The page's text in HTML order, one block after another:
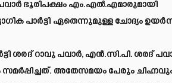
ഭൂരിപക്ഷം എം.എല്‍.എമാരുമായി
പാർട്ടി ഏതെന്നുമുള്ള ചോദ്യം
ശരദ് റാവു പവാർ, എൻ.സി.പി. ശരദ്
അതേസമയം പേരും